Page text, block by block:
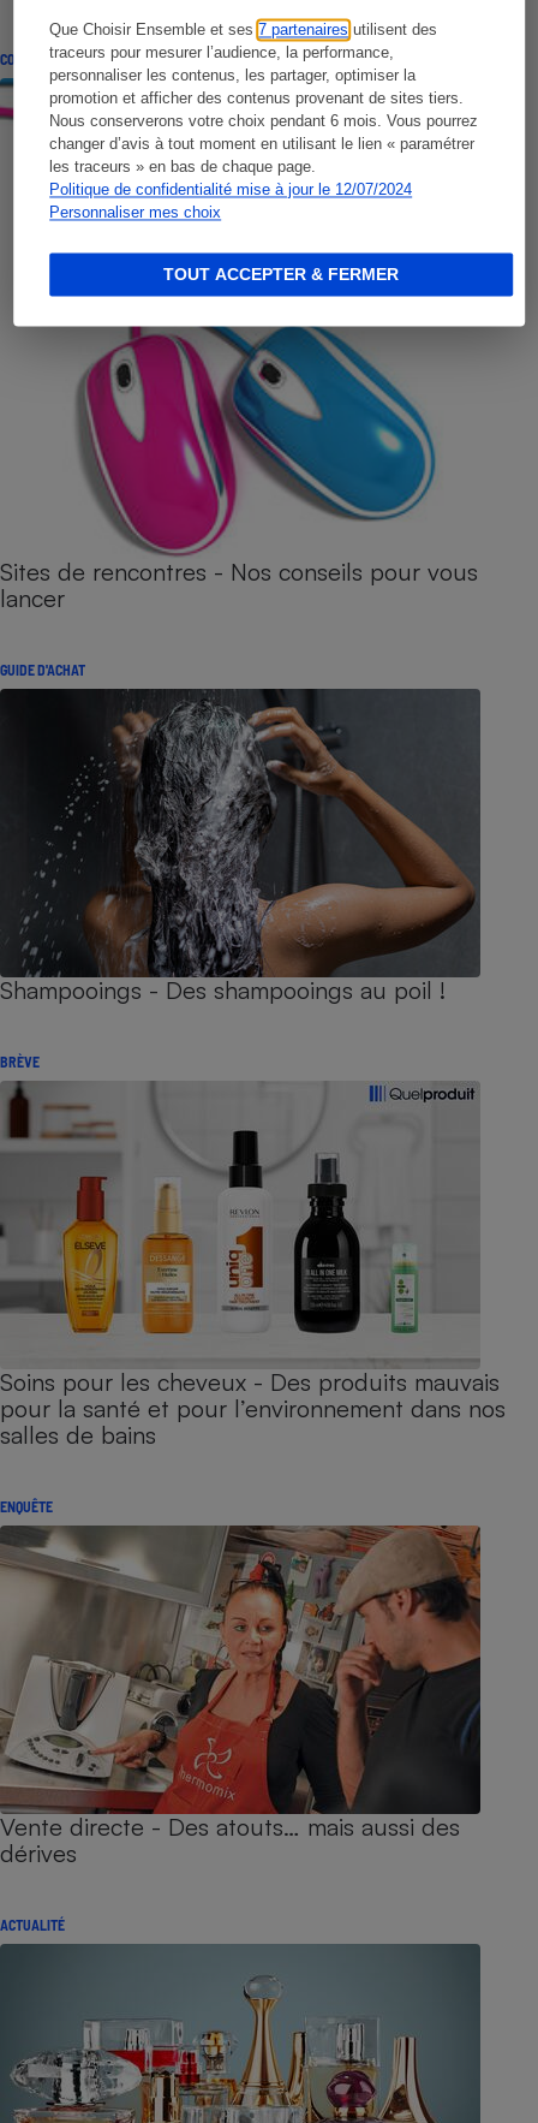
Que Choisir Ensemble et ses7 partenaires utilisent des
traceurs pour mesurer l’audience, la performance,
personnaliser les contenus, les partager, optimiser la
promotion et afficher des contenus provenant de sites tiers.
Nous conserverons votre choix pendant 6 mois. Vous pourrez
changer d’avis à tout moment en utilisant le lien « paramétrer
les traceurs » en bas de chaque page.
Politique de confidentialité mise à jour le 12/07/2024
Personnaliser mes choix
TOUT ACCEPTER & FERMER
CONSEILS
Sites de rencontres - Nos conseils pour vous
lancer
GUIDE D'ACHAT
Shampooings - Des shampooings au poil !
BRÈVE
Soins pour les cheveux - Des produits mauvais
pour la santé et pour l’environnement dans nos
salles de bains
ENQUÊTE
Vente directe - Des atouts… mais aussi des
dérives
ACTUALITÉ